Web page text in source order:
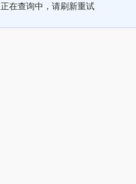
正在查询中，请刷新重试